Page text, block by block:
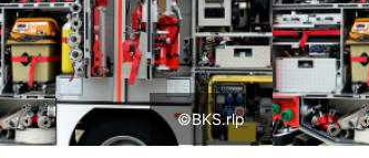
©BKS.rlp